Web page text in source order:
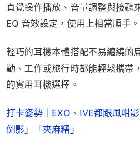
直覺操作播放、音量調整與接聽
EQ 音效設定，使用上相當順手。
輕巧的耳機本體搭配不易纏繞的
勤、工作或旅行時都能輕鬆攜帶
的實用耳機選擇。
打卡姿勢｜EXO、IVE都跟風咁
倒影」「夾麻糬」